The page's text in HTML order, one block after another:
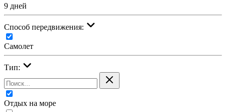
9 дней
Cпособ передвижения:
Самолет
Тип:
Отдых на море